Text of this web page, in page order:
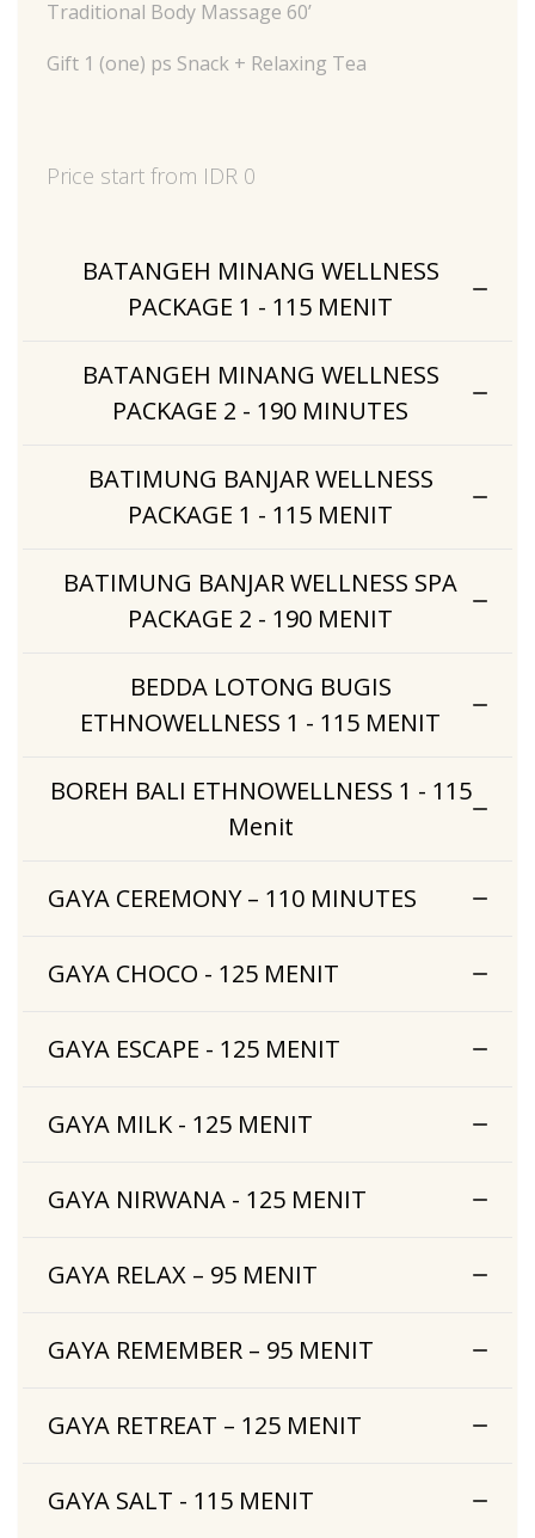
Traditional Body Massage 60’
Gift 1 (one) ps Snack + Relaxing Tea
Price start from IDR 0
BATANGEH MINANG WELLNESS
PACKAGE 1 - 115 MENIT
BATANGEH MINANG WELLNESS
PACKAGE 2 - 190 MINUTES
BATIMUNG BANJAR WELLNESS
PACKAGE 1 - 115 MENIT
BATIMUNG BANJAR WELLNESS SPA
PACKAGE 2 - 190 MENIT
BEDDA LOTONG BUGIS
ETHNOWELLNESS 1 - 115 MENIT
BOREH BALI ETHNOWELLNESS 1 - 115
Menit
GAYA CEREMONY – 110 MINUTES
GAYA CHOCO - 125 MENIT
GAYA ESCAPE - 125 MENIT
GAYA MILK - 125 MENIT
GAYA NIRWANA - 125 MENIT
GAYA RELAX – 95 MENIT
GAYA REMEMBER – 95 MENIT
GAYA RETREAT – 125 MENIT
GAYA SALT - 115 MENIT